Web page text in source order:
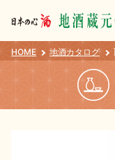
会員登録
HOME 地酒カタログ